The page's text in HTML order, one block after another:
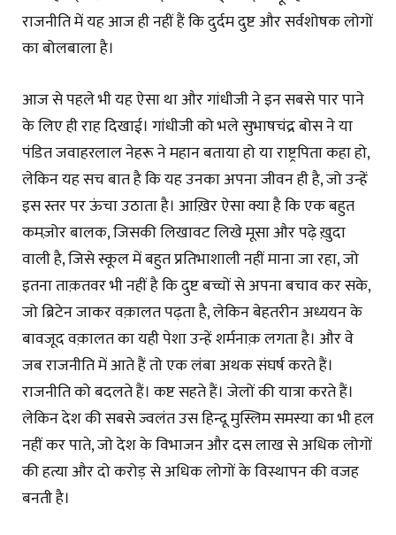
राजनीति में यह आज ही नहीं हैं कि दुर्दम दुष्ट और सर्वशोषक लोगों
का बोलबाला है।
आज से पहले भी यह ऐसा था और गांधीजी ने इन सबसे पार पाने
के लिए ही राह दिखाई। गांधीजी को भले सुभाषचंद्र बोस ने या
पंडित जवाहरलाल नेहरू ने महान बताया हो या राष्ट्रपिता कहा हो,
लेकिन यह सच बात है कि यह उनका अपना जीवन ही है, जो उन्हें
इस स्तर पर ऊंचा उठाता है। आख़िर ऐसा क्या है कि एक बहुत
कमज़ोर बालक, जिसकी लिखावट लिखे मूसा और पढ़े ख़ुदा
वाली है, जिसे स्कूल में बहुत प्रतिभाशाली नहीं माना जा रहा, जो
इतना ताक़तवर भी नहीं है कि दुष्ट बच्चों से अपना बचाव कर सके,
जो ब्रिटेन जाकर वक़ालत पढ़ता है, लेकिन बेहतरीन अध्ययन के
बावजूद वक़ालत का यही पेशा उन्हें शर्मनाक़ लगता है। और वे
जब राजनीति में आते हैं तो एक लंबा अथक संघर्ष करते हैं।
राजनीति को बदलते हैं। कष्ट सहते हैं। जेलों की यात्रा करते हैं।
लेकिन देश की सबसे ज्वलंत उस हिन्दू मुस्लिम समस्या का भी हल
नहीं कर पाते, जो देश के विभाजन और दस लाख से अधिक लोगों
की हत्या और दो करोड़ से अधिक लोगों के विस्थापन की वजह
बनती है।